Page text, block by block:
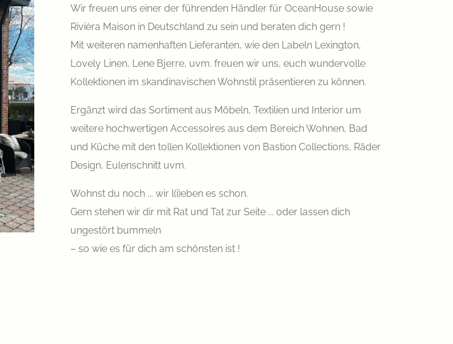
Wir freuen uns einer der führenden Händler für OceanHouse sowie
Rivièra Maison in Deutschland zu sein und beraten dich gern !
Mit weiteren namenhaften Lieferanten, wie den Labeln Lexington,
Lovely Linen, Lene Bjerre, uvm. freuen wir uns, euch wundervolle
Kollektionen im skandinavischen Wohnstil präsentieren zu können.
Ergänzt wird das Sortiment aus Möbeln, Textilien und Interior um
weitere hochwertigen Accessoires aus dem Bereich Wohnen, Bad
und Küche mit den tollen Kollektionen von Bastion Collections, Räder
Design, Eulenschnitt uvm.
Wohnst du noch ... wir l(i)eben es schon.
Gern stehen wir dir mit Rat und Tat zur Seite ... oder lassen dich
ungestört bummeln
– so wie es für dich am schönsten ist !